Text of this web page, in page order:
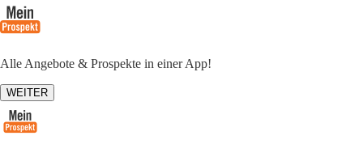
Alle Angebote & Prospekte in einer App!
WEITER